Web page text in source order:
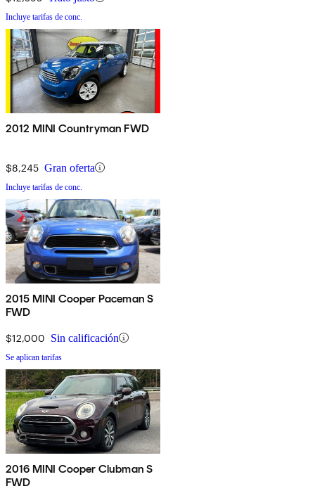
Incluye tarifas de conc.
2012 MINI Countryman FWD
$8,245 Gran oferta
Incluye tarifas de conc.
2015 MINI Cooper Paceman S
FWD
$12,000 Sin calificación
Se aplican tarifas
2016 MINI Cooper Clubman S
FWD